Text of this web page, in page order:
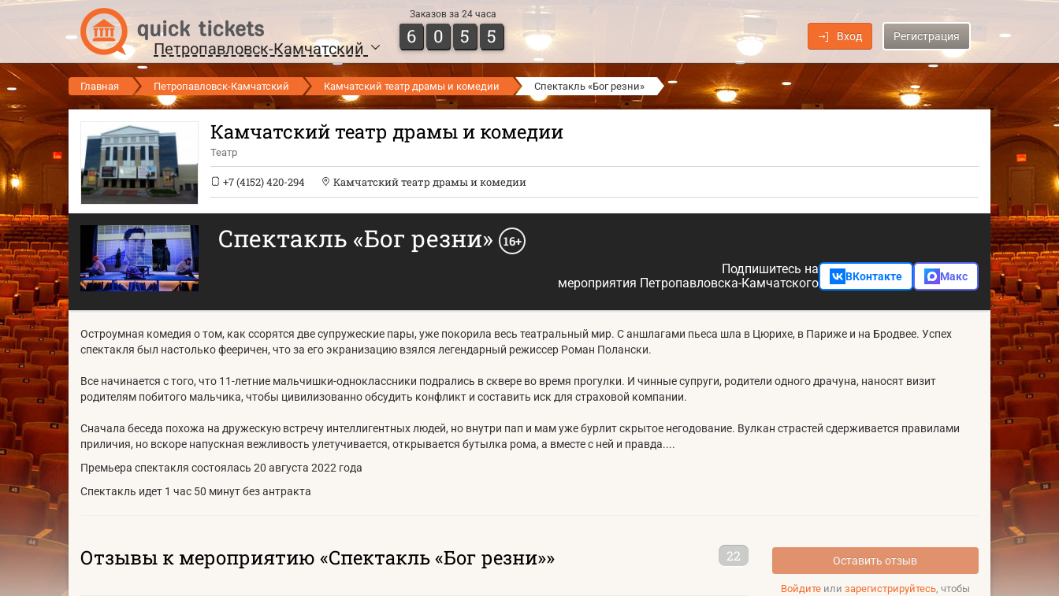
Петропавловск-Камчатский
Заказов за 24 часа
6 0 5 5 Вход Регистрация
Главная Петропавловск-Камчатский Камчатский театр драмы и комедии Спектакль «Бог резни»
Камчатский театр драмы и комедии
Театр
+7 (4152) 420-294 Камчатский театр драмы и комедии
Спектакль «Бог резни» 16+
Подпишитесь на
мероприятия Петропавловска-Камчатского
ВКонтакте Макс
Остроумная комедия о том, как ссорятся две супружеские пары, уже покорила весь театральный мир. С аншлагами пьеса шла в Цюрихе, в Париже и на Бродвее. Успех
спектакля был настолько фееричен, что за его экранизацию взялся легендарный режиссер Роман Полански.
Все начинается с того, что 11-летние мальчишки-одноклассники подрались в сквере во время прогулки. И чинные супруги, родители одного драчуна, наносят визит
родителям побитого мальчика, чтобы цивилизованно обсудить конфликт и составить иск для страховой компании.
Сначала беседа похожа на дружескую встречу интеллигентных людей, но внутри пап и мам уже бурлит скрытое негодование. Вулкан страстей сдерживается правилами
приличия, но вскоре напускная вежливость улетучивается, открывается бутылка рома, а вместе с ней и правда....
Премьера спектакля состоялась 20 августа 2022 года
Спектакль идет 1 час 50 минут без антракта
22
Отзывы к мероприятию «Спектакль «Бог резни»» Оставить отзыв
Войдитеили зарегистрируйтесь, чтобы